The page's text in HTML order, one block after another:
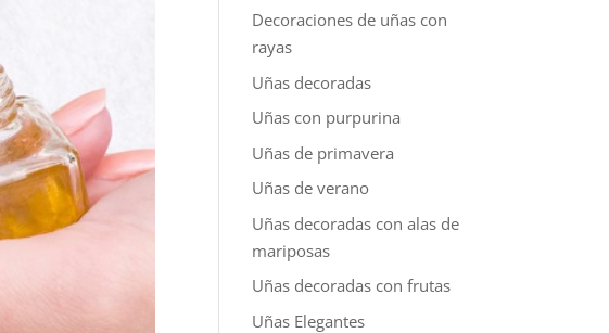
Decoraciones de uñas con
rayas
Uñas decoradas
Uñas con purpurina
Uñas de primavera
Uñas de verano
Uñas decoradas con alas de
mariposas
Uñas decoradas con frutas
Uñas Elegantes